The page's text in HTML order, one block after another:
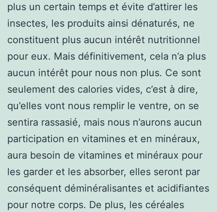
plus un certain temps et évite d’attirer les
insectes, les produits ainsi dénaturés, ne
constituent plus aucun intérêt nutritionnel
pour eux. Mais définitivement, cela n’a plus
aucun intérêt pour nous non plus. Ce sont
seulement des calories vides, c’est à dire,
qu’elles vont nous remplir le ventre, on se
sentira rassasié, mais nous n’aurons aucun
participation en vitamines et en minéraux,
aura besoin de vitamines et minéraux pour
les garder et les absorber, elles seront par
conséquent déminéralisantes et acidifiantes
pour notre corps. De plus, les céréales